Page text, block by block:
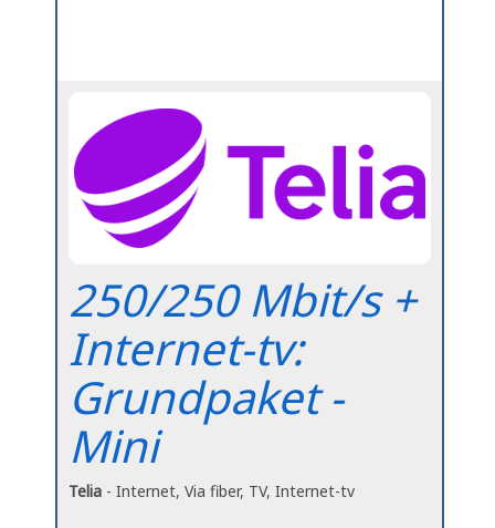
250/250 Mbit/s +
Internet-tv:
Grundpaket -
Mini
Telia - Internet, Via fiber, TV, Internet-tv